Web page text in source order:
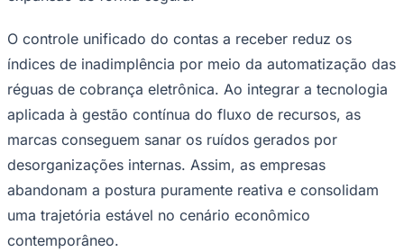
O controle unificado do contas a receber reduz os
índices de inadimplência por meio da automatização das
réguas de cobrança eletrônica. Ao integrar a tecnologia
aplicada à gestão contínua do fluxo de recursos, as
marcas conseguem sanar os ruídos gerados por
desorganizações internas. Assim, as empresas
abandonam a postura puramente reativa e consolidam
uma trajetória estável no cenário econômico
contemporâneo.